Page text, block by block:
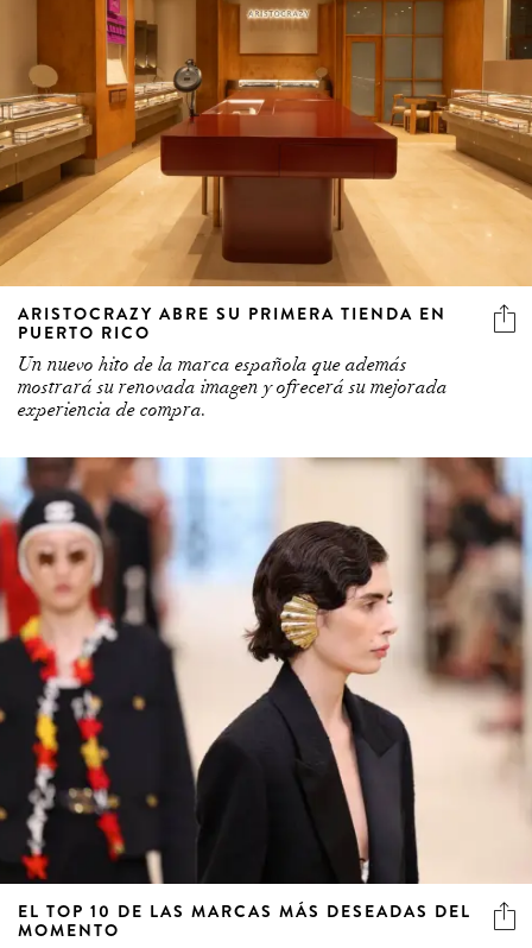
ARISTOCRAZY ABRE SU PRIMERA TIENDA EN
PUERTO RICO
Un nuevo hito de la marca española que además
mostrará su renovada imagen y ofrecerá su mejorada
experiencia de compra.
EL TOP 10 DE LAS MARCAS MÁS DESEADAS DEL
MOMENTO